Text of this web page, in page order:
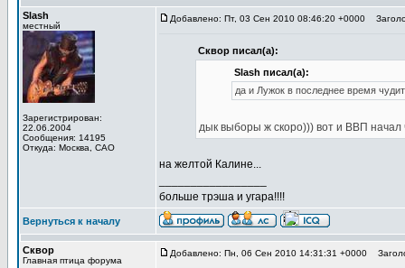
Slash
местный
Зарегистрирован:
22.06.2004
Сообщения: 14195
Откуда: Москва, САО
Добавлено: Пт, 03 Сен 2010 08:46:20 +0000
Сквор писал(а):
Slash писал(а):
да и Лужок в последнее время
дык выборы ж скоро))) вот и ВВП начал
на желтой Калине...
больше трэша и угара!!!!
Вернуться к началу
Сквор
Главная птица форума
Добавлено: Пн, 06 Сен 2010 14:31:31 +0000